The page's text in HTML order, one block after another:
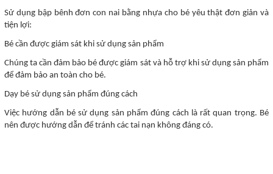
Sử dụng bập bênh đơn con nai bằng nhựa cho bé yêu thật đơn giản và
tiện lợi:
Bé cần được giám sát khi sử dụng sản phẩm
Chúng ta cần đảm bảo bé được giám sát và hỗ trợ khi sử dụng sản phẩm
để đảm bảo an toàn cho bé.
Dạy bé sử dụng sản phẩm đúng cách
Việc hướng dẫn bé sử dụng sản phẩm đúng cách là rất quan trọng. Bé
nên được hướng dẫn để tránh các tai nạn không đáng có.